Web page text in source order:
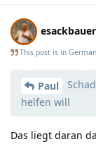
esackbauer
This post is in German
Paul
helfen will
Das liegt daran